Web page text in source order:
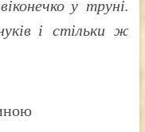
у труні.
і стільки ж